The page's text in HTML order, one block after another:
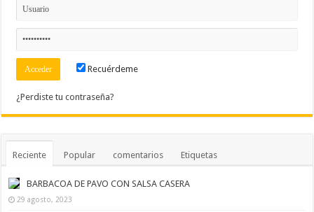
Recuérdeme
¿Perdiste tu contraseña?
Reciente Popular comentarios Etiquetas
BARBACOA DE PAVO CON SALSA CASERA
29 agosto, 2023